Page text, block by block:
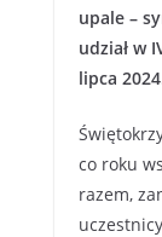
upale –
udział w
lipca
co roku
razem,